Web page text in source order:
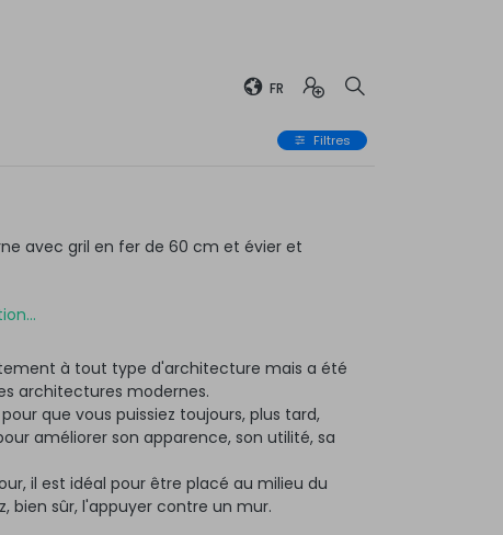
FR
Filtres
avec gril en fer de 60 cm et évier et
à tout type d'architecture mais a été
architectures modernes.
que vous puissiez toujours, plus tard,
améliorer son apparence, son utilité, sa
il est idéal pour être placé au milieu du
bien sûr, l'appuyer contre un mur.